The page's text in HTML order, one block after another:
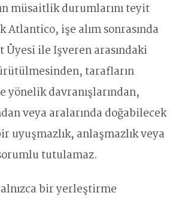
müsaitlik durumlarını teyit
Atlantico, işe alım sonrasında
ile İşveren arasındaki
tarafların
davranışlarından,
veya aralarında doğabilecek
uyuşmazlık, anlaşmazlık veya
tutulamaz.
bir yerleştirme